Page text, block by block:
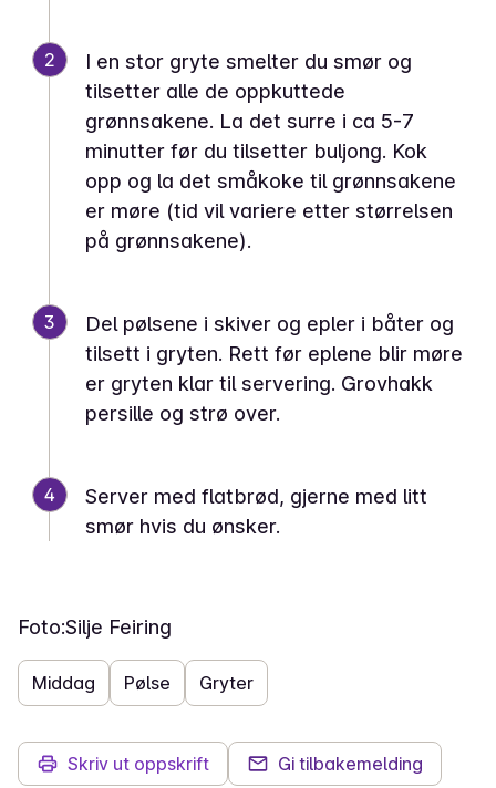
2
I en stor gryte smelter du smør og
tilsetter alle de oppkuttede
grønnsakene. La det surre i ca 5-7
minutter før du tilsetter buljong. Kok
opp og la det småkoke til grønnsakene
er møre (tid vil variere etter størrelsen
på grønnsakene).
3
Del pølsene i skiver og epler i båter og
tilsett i gryten. Rett før eplene blir møre
er gryten klar til servering. Grovhakk
persille og strø over.
4
Server med flatbrød, gjerne med litt
smør hvis du ønsker.
Foto:Silje Feiring
Middag Pølse Gryter
Skriv ut oppskrift Gi tilbakemelding